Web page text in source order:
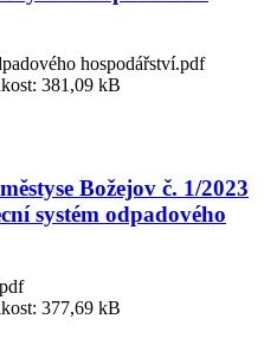
hospodářství.pdf
381,09 kB
Božejov č. 1/2023
systém odpadového
377,69 kB